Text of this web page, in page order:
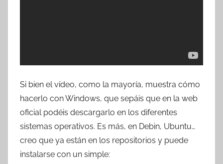
Si bien el vídeo, como la mayoría, muestra cómo
hacerlo con Windows, que sepáis que en la web
oficial podéis descargarlo en los diferentes
sistemas operativos. Es más, en Debin, Ubuntu…
creo que ya están en los repositorios y puede
instalarse con un simple: